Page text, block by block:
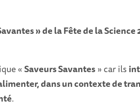
» de la Fête de la
«Saveurs Savantes» car ils
dans un contexte de
.